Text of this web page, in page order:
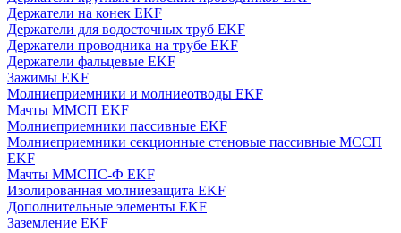
Держатели на конек EKF
Держатели для водосточных труб EKF
Держатели проводника на трубе EKF
Держатели фальцевые EKF
Зажимы EKF
Молниеприемники и молниеотводы EKF
Мачты ММСП EKF
Молниеприемники пассивные EKF
Молниеприемники секционные стеновые пассивные МССП
EKF
Мачты ММСПС-Ф EKF
Изолированная молниезащита EKF
Дополнительные элементы EKF
Заземление EKF